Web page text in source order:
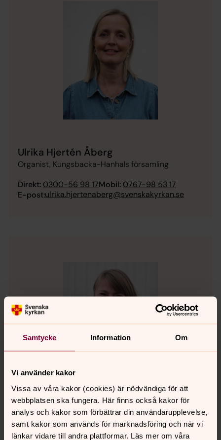
Samtycke Information Om
Vi använder kakor
Vissa av våra kakor (cookies) är nödvändiga för att
webbplatsen ska fungera. Här finns också kakor för
analys och kakor som förbättrar din användarupplevelse,
samt kakor som används för marknadsföring och när vi
länkar vidare till andra plattformar. Läs mer om våra
Ulrika Hjertén Åberg
Organist, Kungsbacka-Hanhals församling
Direkt: 0300-56 98 17Mobil: 0767-98 53 17
E-post:ulrika.hjertenaberg@svenskakyrkan.se
Majvor Ingemarsson
Organist, Kungsbacka-Hanhals församling